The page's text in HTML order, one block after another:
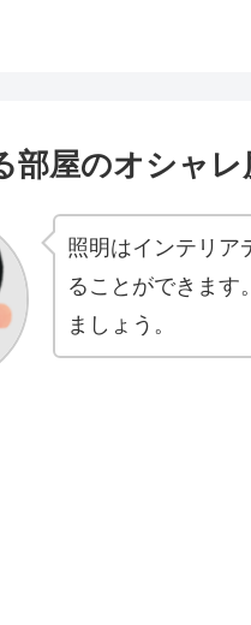
部屋のオシャ
照明はインテリア
ることができます
ましょう。